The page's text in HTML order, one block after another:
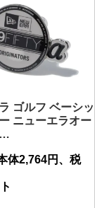
ゴルフ ベーシッ
ニューエラオー
…
体2,764円、税